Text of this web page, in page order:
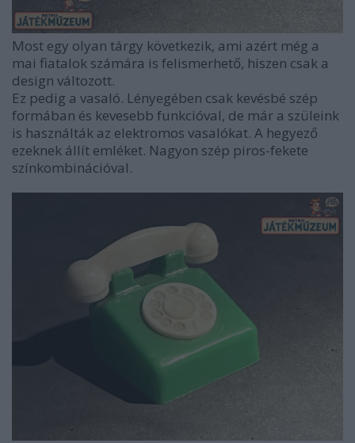
Most egy olyan tárgy következik, ami azért még a
mai fiatalok számára is felismerhető, hiszen csak a
design változott.
Ez pedig a vasaló. Lényegében csak kevésbé szép
formában és kevesebb funkcióval, de már a szüleink
is használták az elektromos vasalókat. A hegyező
ezeknek állít emléket. Nagyon szép piros-fekete
színkombinációval.